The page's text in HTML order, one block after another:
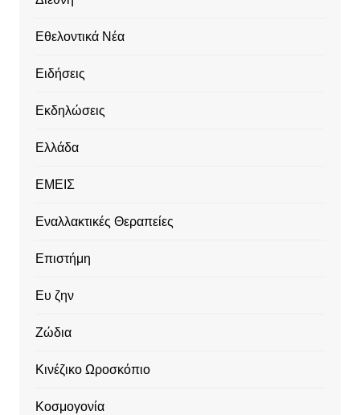
Εθελοντικά Νέα
Ειδήσεις
Εκδηλώσεις
Ελλάδα
ΕΜΕΙΣ
Εναλλακτικές Θεραπείες
Επιστήμη
Ευ ζην
Ζώδια
Κινέζικο Ωροσκόπιο
Κοσμογονία